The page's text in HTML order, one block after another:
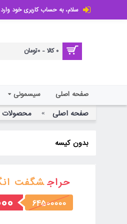
سلام، به حساب کاربری خود
0 کالا - 0تومان
صفحه اصلی سیسمونی
صفحه اصلی محصولات
بدون کیسه
حراج شگفت
64500000